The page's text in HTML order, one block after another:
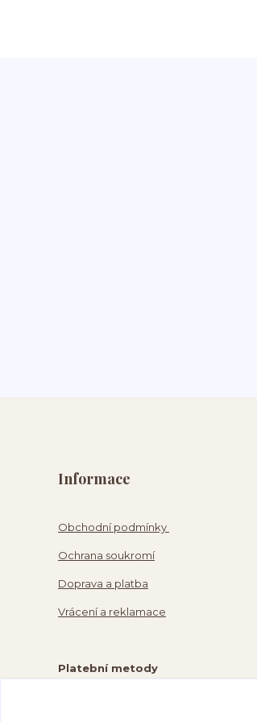
Informace
Obchodní podmínky
Ochrana soukromí
Doprava a platba
Vrácení a reklamace
Platební metody